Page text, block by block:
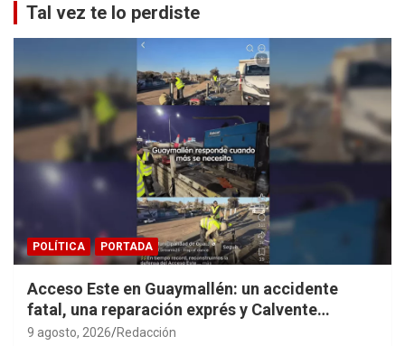
Tal vez te lo perdiste
POLÍTICA PORTADA
Acceso Este en Guaymallén: un accidente
fatal, una reparación exprés y Calvente
haciendo propaganda personal
9 agosto, 2026 Redacción